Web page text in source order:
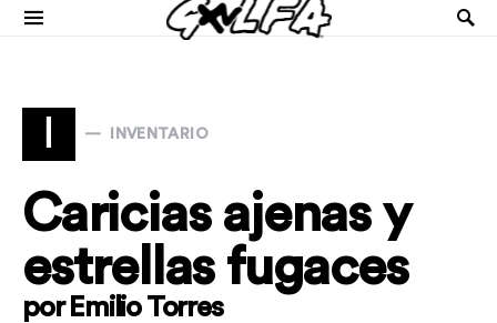
I INVENTARIO
Caricias ajenas y
estrellas fugaces
por Emilio Torres